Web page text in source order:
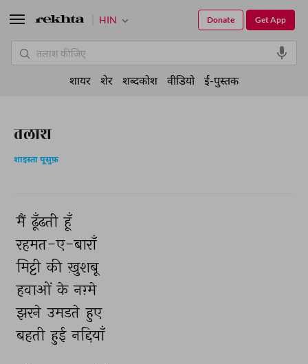
तलाश
शाइस्ता यूसुफ़
मैं ढूँढती हूँ
रहमत-ए-बाराँ
मिट्टी की ख़ुशबू
हवाओं के नग़्मे
झरने उमडते हुए
बहती हुई नद्दियाँ
HIN Get App
Donate
शायर शेर शब्दकोश वीडियो ई-पुस्तक